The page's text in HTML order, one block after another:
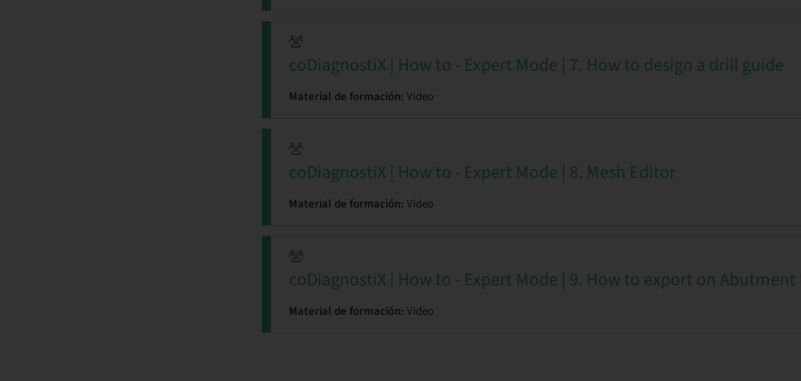
coDiagnostiX | How to - Expert Mode | 7. How to design a drill guide
Material de formación: Video
coDiagnostiX | How to - Expert Mode | 8. Mesh Editor
Material de formación: Video
coDiagnostiX | How to - Expert Mode | 9. How to export on Abutment
Material de formación: Video